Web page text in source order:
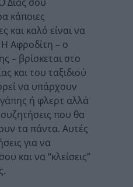
κάποιες
και καλό είναι να
Η Αφροδίτη – ο
– βρίσκεται στο
και του ταξιδιού
να υπάρχουν
ή φλερτ αλλά
συζητήσεις που θα
τα πάντα. Αυτές
για να
και να “κλείσεις”